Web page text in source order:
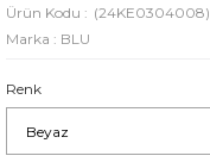
(24KE0304008)
Marka : BLU
Renk